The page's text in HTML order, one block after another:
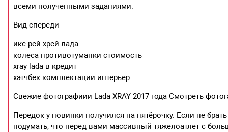
всеми полученными заданиями.
Вид спереди
икс рей хрей лада
колеса противотуманки стоимость
xray lada в кредит
хэтчбек комплектации интерьер
Свежие фотографиии Lada XRAY 2017 года Смотреть
Передок у новинки получился на пятёрочку. Если не
подумать, что перед вами массивный тяжелоатлет с